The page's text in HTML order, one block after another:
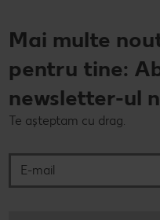
Mai multe
pentru tine:
newsletter-ul
Te așteptam cu drag.